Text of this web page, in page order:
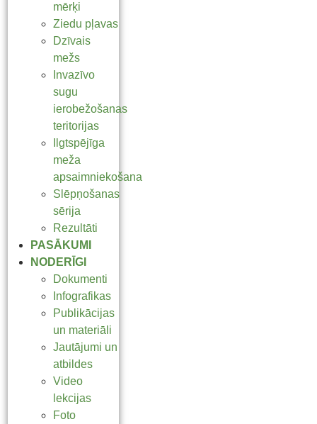
mērķi
Ziedu pļavas
Dzīvais
mežs
Invazīvo
sugu
ierobežošanas
teritorijas
Ilgtspējīga
meža
apsaimniekošana
Slēpņošanas
sērija
Rezultāti
PASĀKUMI
NODERĪGI
Dokumenti
Infografikas
Publikācijas
un materiāli
Jautājumi un
atbildes
Video
lekcijas
Foto